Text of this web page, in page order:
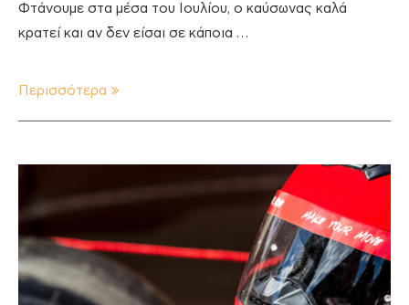
Φτάνουμε στα μέσα του Ιουλίου, ο καύσωνας καλά
κρατεί και αν δεν είσαι σε κάποια …
Περισσότερα